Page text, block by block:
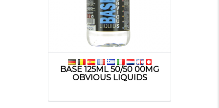
BASE 125ML 50/50 00MG
OBVIOUS LIQUIDS